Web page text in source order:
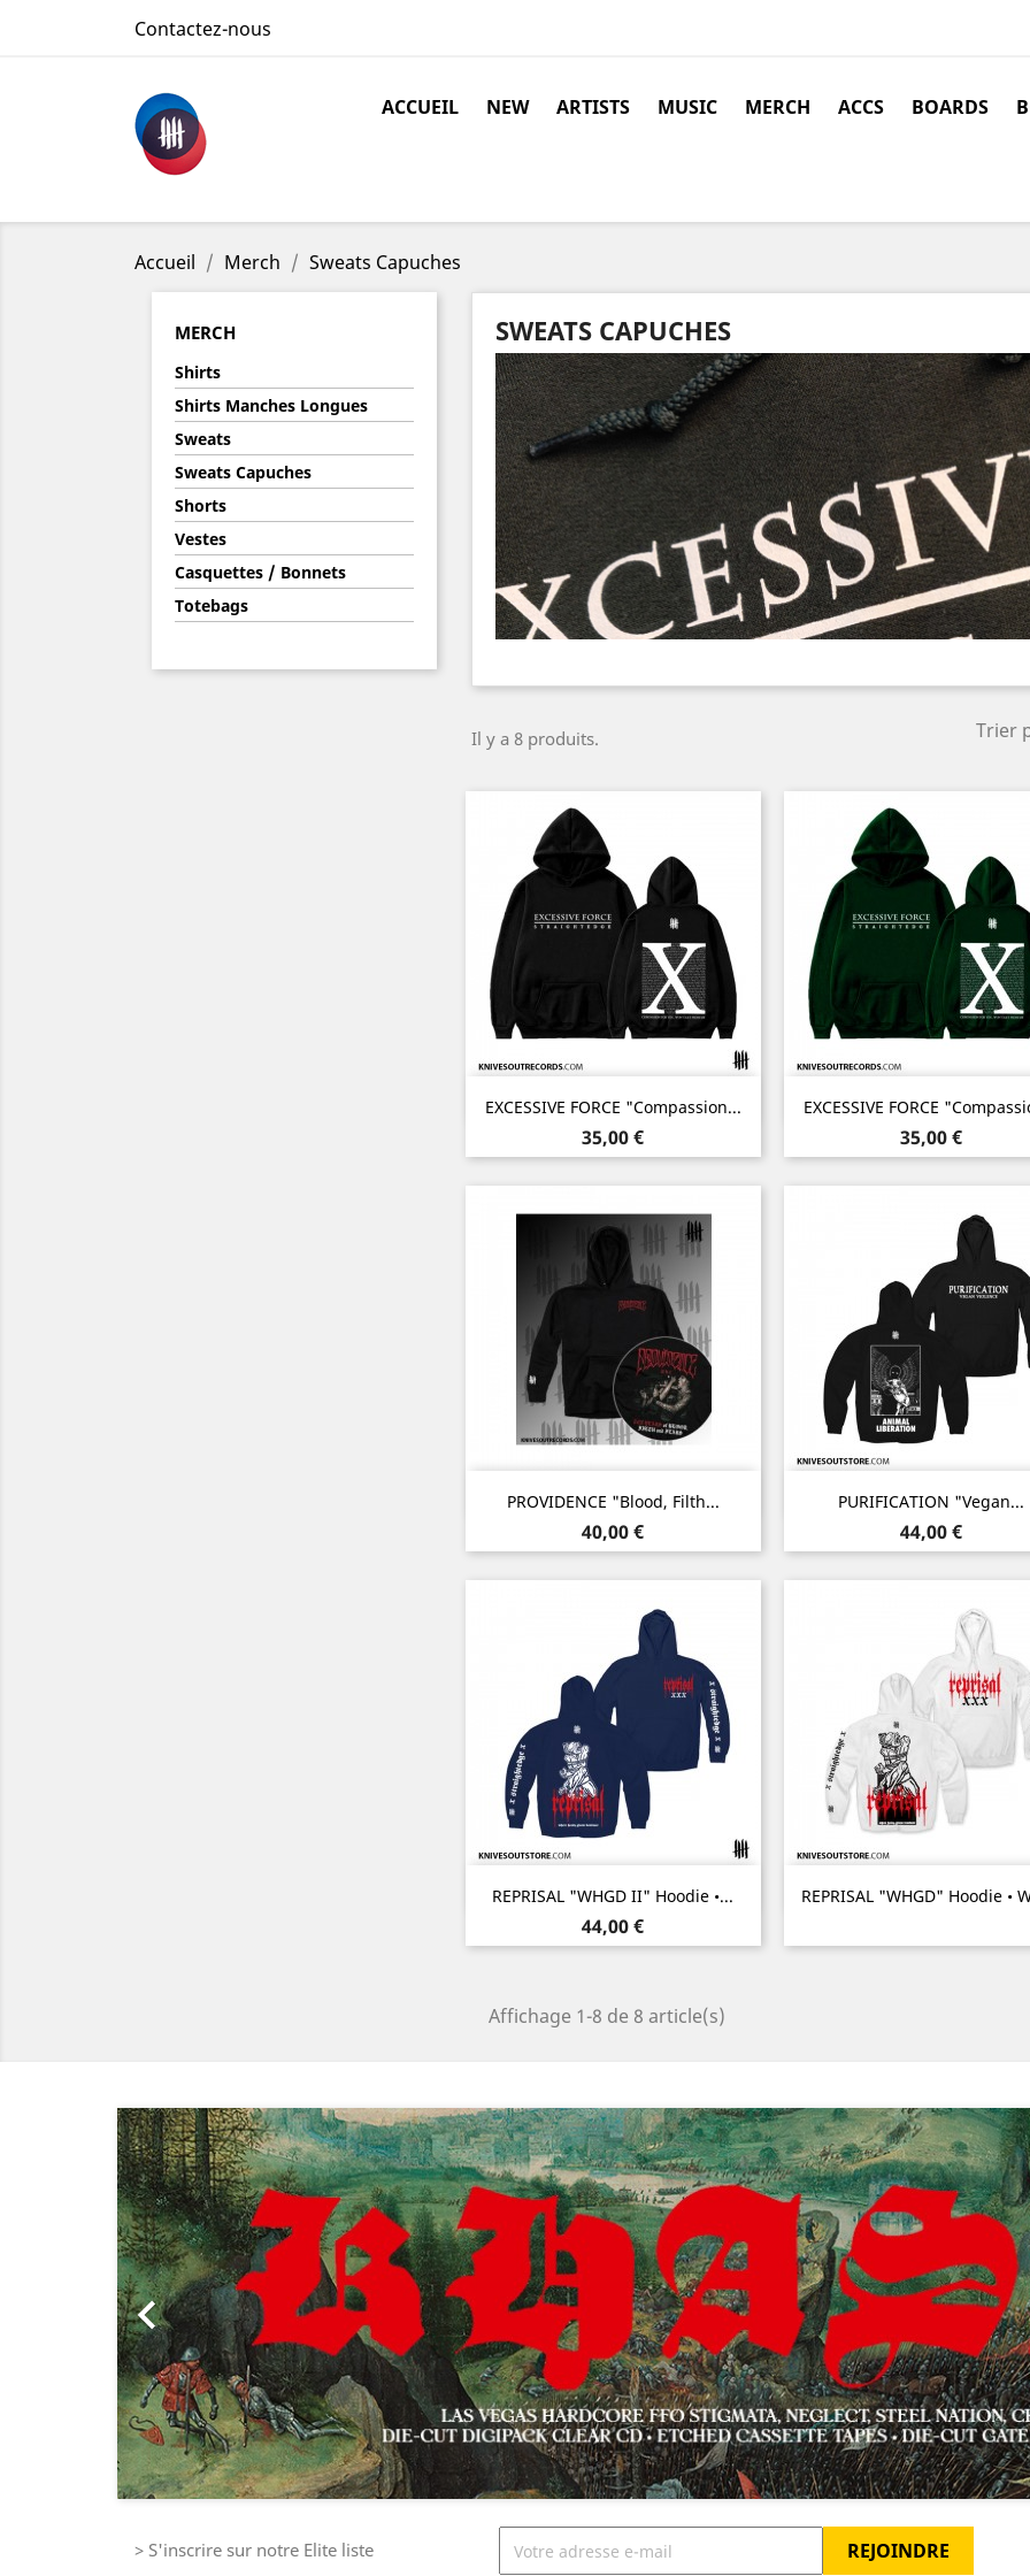
Contactez-nous
ACCUEIL NEW ARTISTS MUSIC MERCH ACCS BOARDS
Accueil Merch Sweats Capuches
MERCH
Shirts
Shirts Manches Longues
Sweats
Sweats Capuches
Shorts
Vestes
Casquettes / Bonnets
Totebags
SWEATS CAPUCHES
Il y a 8 produits. Trier
EXCESSIVE FORCE "Compassion...
Prix
35,00 €
Aperçu rapide
Noir
EXCESSIVE FORCE
Prix
35,00 €
Aperçu rapide
Vert
PROVIDENCE "Blood, Filth...
Prix
40,00 €
Aperçu rapide
Noir
PURIFICATION "Vegan...
Prix
44,00 €
Aperçu rapide
REPRISAL "WHGD II" Hoodie •...
Prix
44,00 €
 Aperçu rapide REPRISAL "WHGD" Hoodie •
Aperçu rapide
Affichage 1-8 de 8 article(s)

Précédent
> S'inscrire sur notre Elite liste